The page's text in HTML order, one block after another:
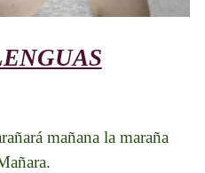
mañana la maraña